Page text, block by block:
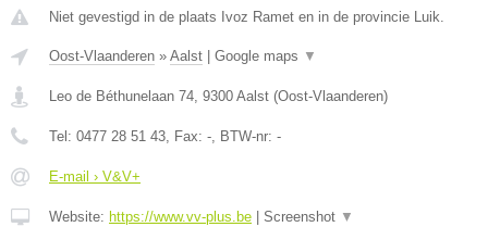
Niet gevestigd in de plaats Ivoz Ramet en in de provincie Luik.
Oost-Vlaanderen » Aalst Google maps ▼
Leo de Béthunelaan 74 9300 Aalst (Oost-Vlaanderen)
Tel: 0477 28 51 43 , Fax: - , BTW-nr: -
E-mail › V&V+
Website: https://www.vv-plus.be Screenshot ▼